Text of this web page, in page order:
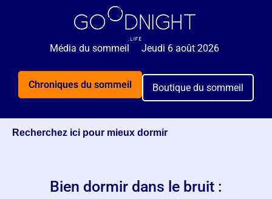
Média du sommeil Jeudi 6 août 2026
Chroniques du sommeil Boutique du sommeil
Recherchez ici pour mieux dormir
Bien dormir dans le bruit :
🌙 Rejoignez 5 000+ personnes qui reçoivent
GRATUITEMENT nos astuces sommeil 2x par semaine.